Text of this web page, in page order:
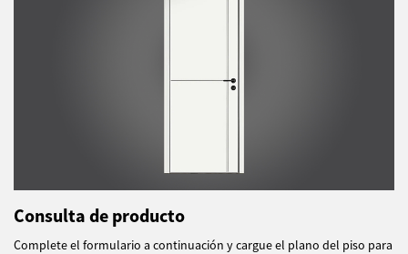
Consulta de producto
Complete el formulario a continuación y cargue el plano del piso para